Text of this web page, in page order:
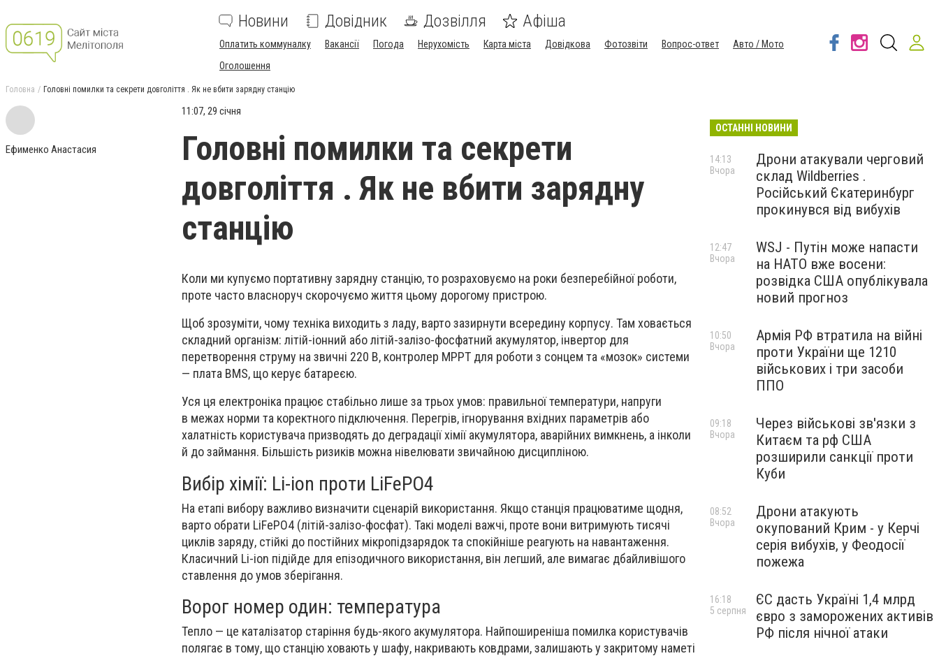
Новини Довідник Дозвілля Афіша
Оплатить коммуналку Вакансії Погода Нерухомість Карта міста Довідкова Фотозвіти Вопрос-ответ
Авто / Мото
Оголошення
Головна Головні помилки та секрети довголіття . Як не вбити зарядну станцію
Ефименко Анастасия
11:07, 29 січня
Головні помилки та секрети
довголіття . Як не вбити зарядну
станцію
Коли ми купуємо портативну зарядну станцію, то розраховуємо на роки безперебійної роботи,
проте часто власноруч скорочуємо життя цьому дорогому пристрою.
Щоб зрозуміти, чому техніка виходить з ладу, варто зазирнути всередину корпусу. Там ховається
складний організм: літій-іонний або літій-залізо-фосфатний акумулятор, інвертор для
перетворення струму на звичні 220 В, контролер MPPT для роботи з сонцем та «мозок» системи
— плата BMS, що керує батареєю.
Уся ця електроніка працює стабільно лише за трьох умов: правильної температури, напруги
в межах норми та коректного підключення. Перегрів, ігнорування вхідних параметрів або
халатність користувача призводять до деградації хімії акумулятора, аварійних вимкнень, а інколи
й до займання. Більшість ризиків можна нівелювати звичайною дисципліною.
Вибір хімії: Li-ion проти LiFePO4
На етапі вибору важливо визначити сценарій використання. Якщо станція працюватиме щодня,
варто обрати LiFePO4 (літій-залізо-фосфат). Такі моделі важчі, проте вони витримують тисячі
циклів заряду, стійкі до постійних мікропідзарядок та спокійніше реагують на навантаження.
Класичний Li-ion підійде для епізодичного використання, він легший, але вимагає дбайливішого
ставлення до умов зберігання.
Ворог номер один: температура
Тепло — це каталізатор старіння будь-якого акумулятора. Найпоширеніша помилка користувачів
полягає в тому, що станцію ховають у шафу, накривають ковдрами, залишають у закритому наметі
ОСТАННІ НОВИНИ
Дрони атакували черговий
склад Wildberries .
Російський Єкатеринбург
прокинувся від вибухів
14:13
Вчора
WSJ - Путін може напасти
на НАТО вже восени:
розвідка США опублікувала
новий прогноз
12:47
Вчора
Армія РФ втратила на війні
проти України ще 1210
військових і три засоби
ППО
10:50
Вчора
Через військові зв'язки з
Китаєм та рф США
розширили санкції проти
Куби
09:18
Вчора
Дрони атакують
окупований Крим - у Керчі
серія вибухів, у Феодосії
пожежа
08:52
Вчора
ЄС дасть Україні 1,4 млрд
євро з заморожених активів
РФ після нічної атаки
16:18
5 серпня